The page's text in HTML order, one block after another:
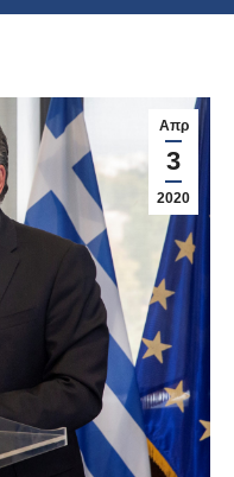
Απρ
3
2020